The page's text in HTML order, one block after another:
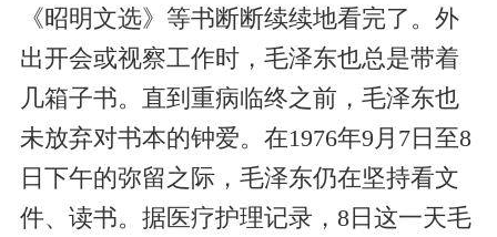
《昭明文选》等书断断续续地看完了。外
出开会或视察工作时，毛泽东也总是带着
几箱子书。直到重病临终之前，毛泽东也
未放弃对书本的钟爱。在1976年9月7日至8
日下午的弥留之际，毛泽东仍在坚持看文
件、读书。据医疗护理记录，8日这一天毛